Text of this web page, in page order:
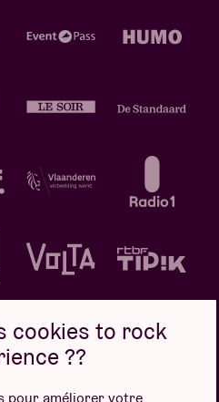
Politique de cookies
cookies to rock
??
pour améliorer votre